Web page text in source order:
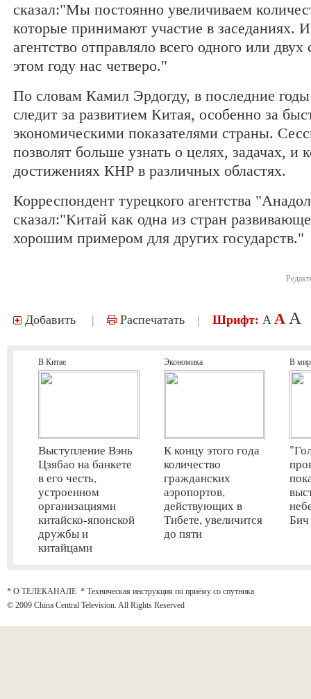
сказал:"Мы постоянно увеличиваем
которые принимают участие в заседаниях.
агентство отправляло всего одного или
этом году нас четверо."
По словам Камил Эрдогду, в последние
следит за развитием Китая, особенно за
экономическими показателями страны.
позволят больше узнать о целях, задачах, и
достижениях КНР в различных областях.
Корреспондент турецкого агентства
сказал:"Китай как одна из стран
хорошим примером для других государств."
Добавить | Распечатать | Шрифт: A A A
В Китае
Выступление Вэнь
Цзябао на банкете
в его честь,
устроенном
организациями
китайско-японской
дружбы и
китайцами
Экономика
К концу этого года
количество
гражданских
аэропортов,
действующих в
Тибете, увеличится
до пяти
В
Бич
* О ТЕЛЕКАНАЛЕ * Техническая инструкция по приёму со спутника
© 2009 China Central Television. All Rights Reserved